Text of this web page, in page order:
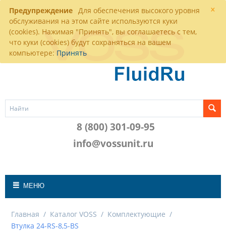
×
Предупреждение Для обеспечения высокого уровня
обслуживания на этом сайте используются куки
(cookies). Нажимая "Принять", вы соглашаетесь с тем,
что куки (cookies) будут сохраняться на вашем
компьютере: Принять
8 (800) 301-09-95
info@vossunit.ru
МЕНЮ
Главная / Каталог VOSS / Комплектующие /
Втулка 24-RS-8,5-BS